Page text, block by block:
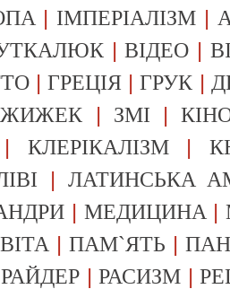
| ІМПЕРІАЛІЗМ |
|ВІДЕО |
|ГРЕЦІЯ |ГРУК |
ЖИЖЕК | ЗМІ |
КЛЕРІКАЛІЗМ|
| ЛАТИНСЬКА
| МЕДИЦИНА |
|ПАМ`ЯТЬ |
РАЙДЕР |РАСИЗМ |